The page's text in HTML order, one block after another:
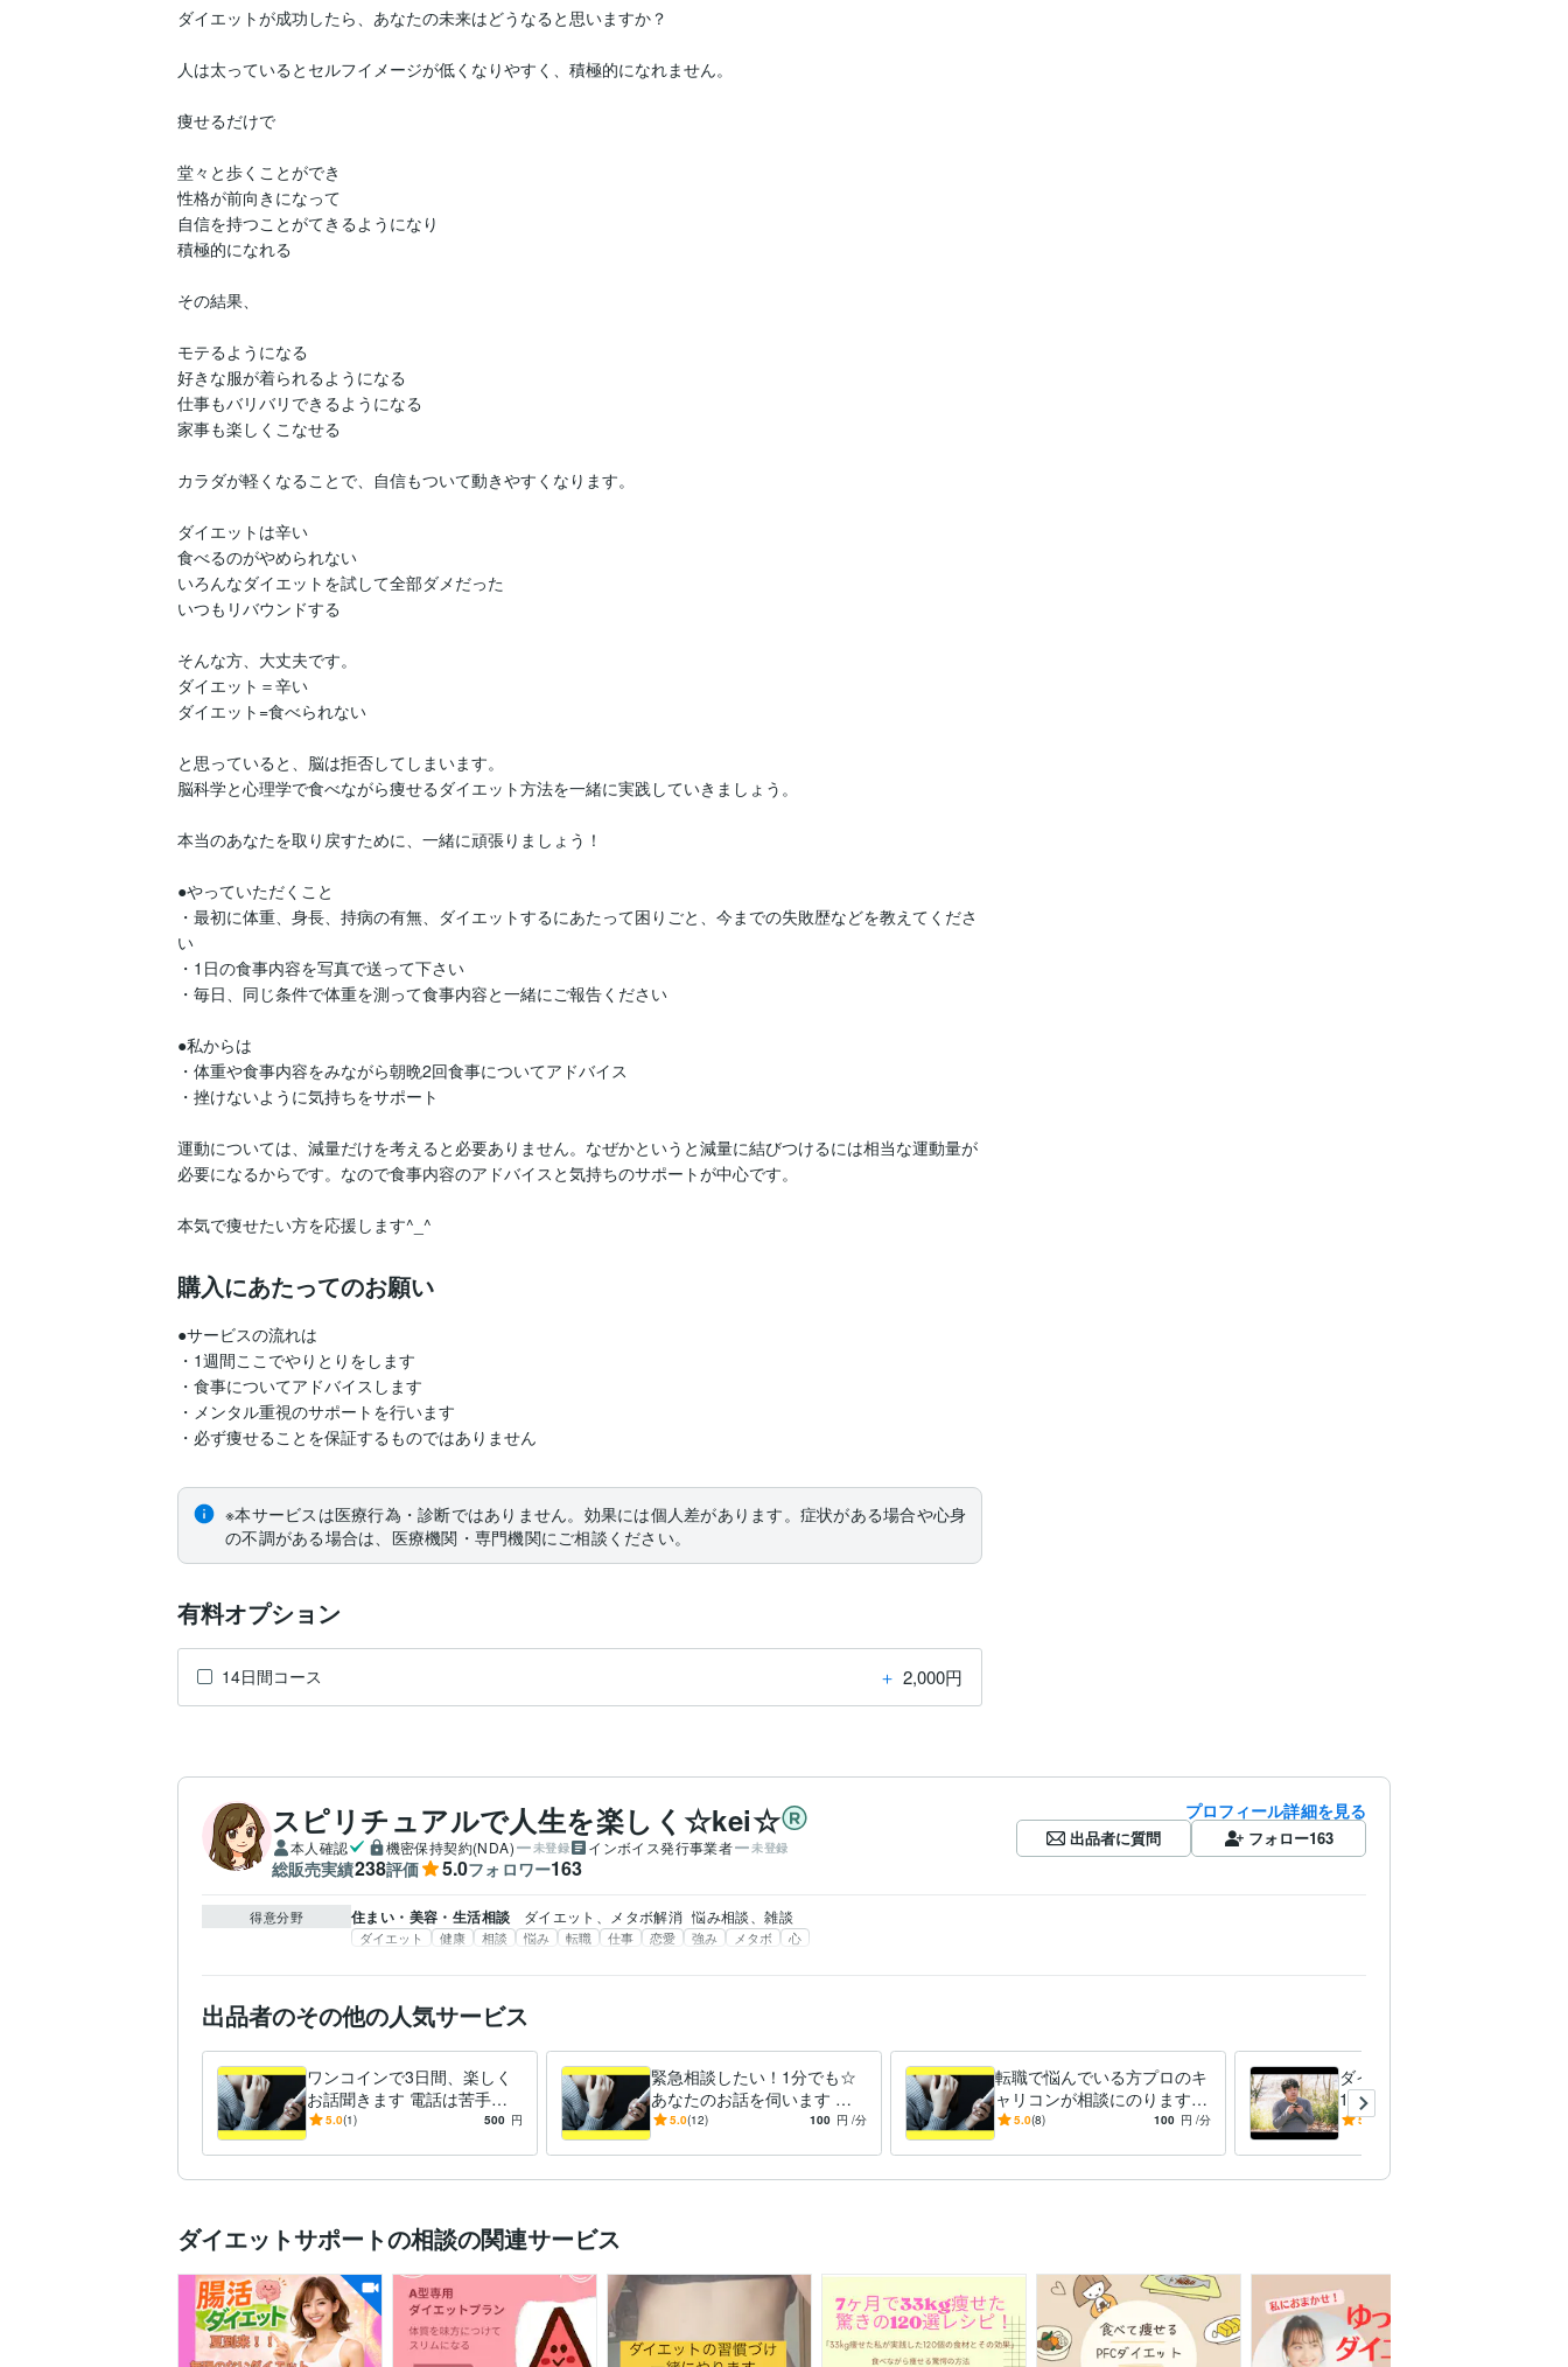
ダイエットが成功したら、あなたの未来はどうなると思いますか？
人は太っているとセルフイメージが低くなりやすく、積極的になれません。
痩せるだけで
堂々と歩くことができ
性格が前向きになって
自信を持つことがてきるようになり
積極的になれる
その結果、
モテるようになる
好きな服が着られるようになる
仕事もバリバリできるようになる
家事も楽しくこなせる
カラダが軽くなることで、自信もついて動きやすくなります。
ダイエットは辛い
食べるのがやめられない
いろんなダイエットを試して全部ダメだった
いつもリバウンドする
そんな方、大丈夫です。
ダイエット＝辛い
ダイエット=食べられない
と思っていると、脳は拒否してしまいます。
脳科学と心理学で食べながら痩せるダイエット方法を一緒に実践していきましょう。
本当のあなたを取り戻すために、一緒に頑張りましょう！
●やっていただくこと
・最初に体重、身長、持病の有無、ダイエットするにあたって困りごと、今までの失敗歴などを教えてくださ
い
・1日の食事内容を写真で送って下さい
・毎日、同じ条件で体重を測って食事内容と一緒にご報告ください
●私からは
・体重や食事内容をみながら朝晩2回食事についてアドバイス
・挫けないように気持ちをサポート
運動については、減量だけを考えると必要ありません。なぜかというと減量に結びつけるには相当な運動量が
必要になるからです。なので食事内容のアドバイスと気持ちのサポートが中心です。
本気で痩せたい方を応援します^_^
購入にあたってのお願い
●サービスの流れは
・1週間ここでやりとりをします
・食事についてアドバイスします
・メンタル重視のサポートを行います
・必ず痩せることを保証するものではありません
※本サービスは医療行為・診断ではありません。効果には個人差があります。症状がある場合や心身
の不調がある場合は、医療機関・専門機関にご相談ください。
有料オプション
14日間コース ＋ 2,000円
スピリチュアルで人生を楽しく☆kei☆
本人確認 機密保持契約(NDA) 未登録 インボイス発行事業者 未登録
総販売実績238評価 5.0フォロワー163
プロフィール詳細を見る
出品者に質問 フォロー163
得意分野 住まい・美容・生活相談 ダイエット、メタボ解消 悩み相談、雑談
ダイエット 健康 相談 悩み 転職 仕事 恋愛 強み メタボ 心
出品者のその他の人気サービス
ワンコインで3日間、楽しく
お話聞きます 電話は苦手だ
けど誰かと話したいトークル
5.0(1) 500 円
緊急相談したい！1分でも☆
あなたのお話を伺います と
にかく誰かと話したい方、雑
5.0(12) 100 円 /分
転職で悩んでいる方プロのキ
ャリコンが相談にのります
会社を辞めたい、転職したい
5.0(8) 100 円 /分
ダイエットにコミットします
100名以上対応！現役のプロ
がご相談にのります
5.0
ダイエットサポートの相談の関連サービス